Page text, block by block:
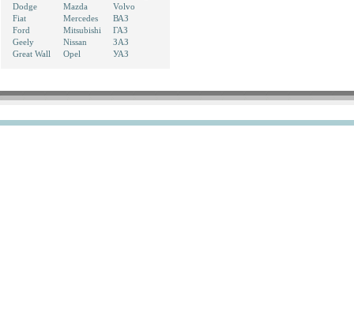
Dodge
Fiat
Ford
Geely
Great Wall
Mazda
Mercedes
Mitsubishi
Nissan
Opel
Volvo
ВАЗ
ГАЗ
ЗАЗ
УАЗ